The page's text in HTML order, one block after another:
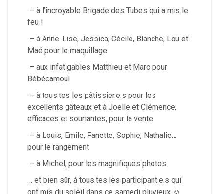
– à l’incroyable Brigade des Tubes qui a mis le
feu !
– à Anne-Lise, Jessica, Cécile, Blanche, Lou et
Maé pour le maquillage
– aux infatigables Matthieu et Marc pour
Bébécamoul
– à tous.tes les pâtissier.e.s pour les
excellents gâteaux et à Joelle et Clémence,
efficaces et souriantes, pour la vente
– à Louis, Emile, Fanette, Sophie, Nathalie…
pour le rangement
– à Michel, pour les magnifiques photos
… et bien sûr, à tous.tes les participant.e.s qui
ont mis du soleil dans ce samedi pluvieux ☺